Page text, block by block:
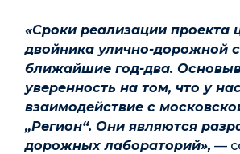
«Сроки реализации проекта
двойника улично-дорожной
ближайшие год-два.
уверенность на том, что у
взаимодействие с
„Регион“. Они являются
дорожных лабораторий», —